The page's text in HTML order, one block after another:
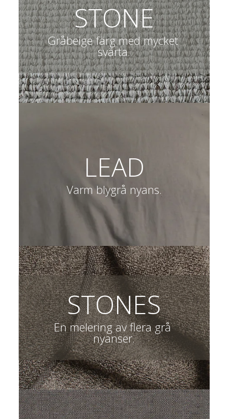
STONE
Gråbeige färg med mycket
svärta.
LEAD
Varm blygrå nyans.
STONES
En melering av flera grå
nyanser.